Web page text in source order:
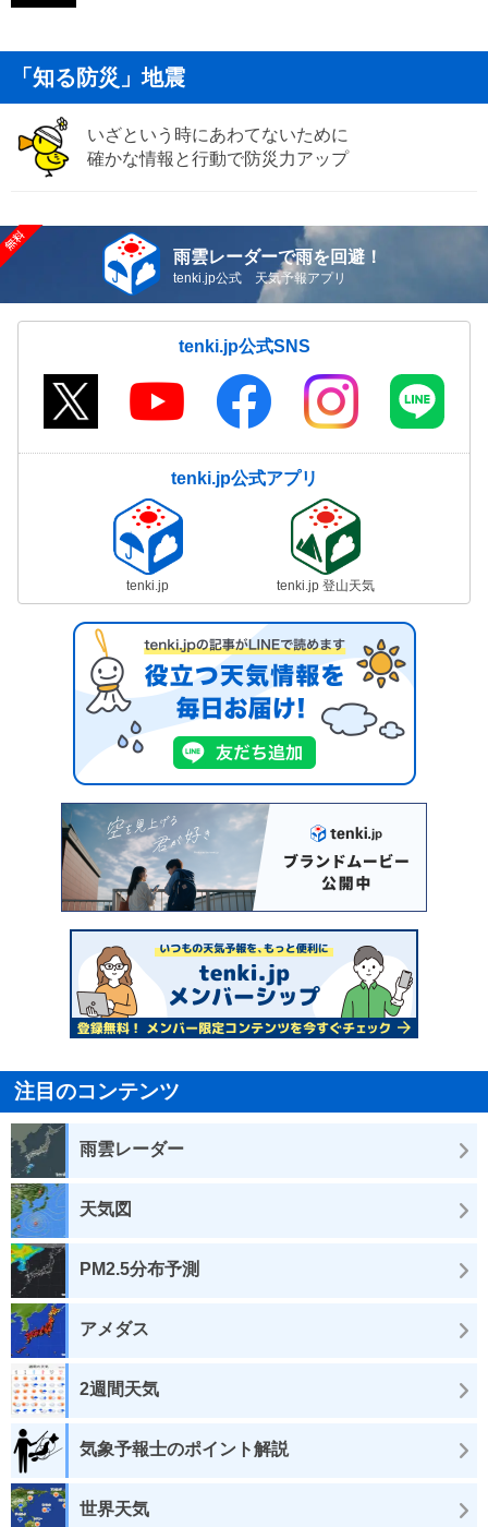
「知る防災」地震
いざという時にあわてないために
確かな情報と行動で防災力アップ
雨雲レーダーで雨を回避！
tenki.jp公式 天気予報アプリ
tenki.jp公式SNS
tenki.jp公式アプリ
tenki.jp tenki.jp 登山天気
注目のコンテンツ
雨雲レーダー
天気図
PM2.5分布予測
アメダス
2週間天気
気象予報士のポイント解説
世界天気